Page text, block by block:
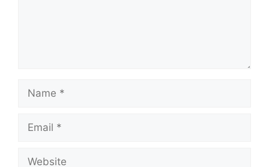
Name
Email
Website